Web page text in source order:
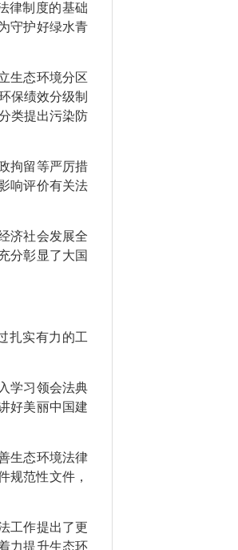
律制度的基础
守护好绿水青
生态环境分区
保绩效分级制
类提出污染防
拘留等严厉措
响评价有关法
济社会发展全
分彰显了大国
扎实有力的工
学习领会法典
好美丽中国建
生态环境法律
规范性文件，
工作提出了更
力提升生态环